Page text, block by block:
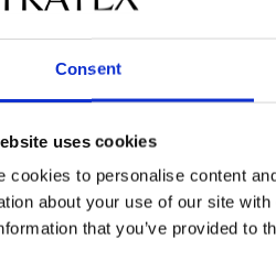
Consent
uses cookies
cookies to personalise content
about your use of our site
that you’ve provided to